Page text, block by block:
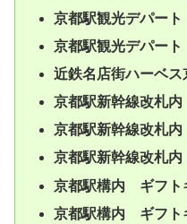
京都駅観光デパー
京都駅観光デパー
近鉄名店街ハーベス
京都駅新幹線改札
京都駅新幹線改札
京都駅新幹線改札
京都駅構内 ギフト
京都駅構内 ギフト